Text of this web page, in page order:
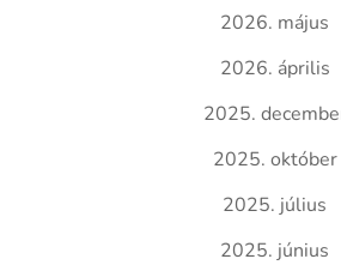
2026. május
2026. április
2025.
2025. október
2025. július
2025. június